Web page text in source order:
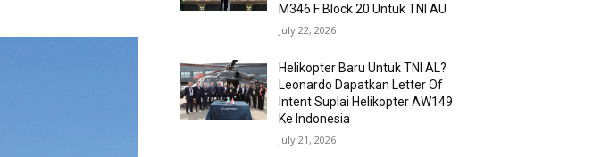
M346 F Block 20 Untuk TNI AU
July 22, 2026
Helikopter Baru Untuk TNI AL?
Leonardo Dapatkan Letter Of
Intent Suplai Helikopter AW149
Ke Indonesia
July 21, 2026